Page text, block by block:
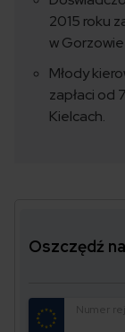
2015 roku
w
Młody
zapłaci od
Kielcach.
Oszczędź na
Numer